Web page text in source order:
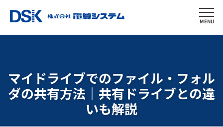
MENU
マイドライブでのファイル・フォル
ダの共有方法｜ 共有ドライブとの違
いも解説